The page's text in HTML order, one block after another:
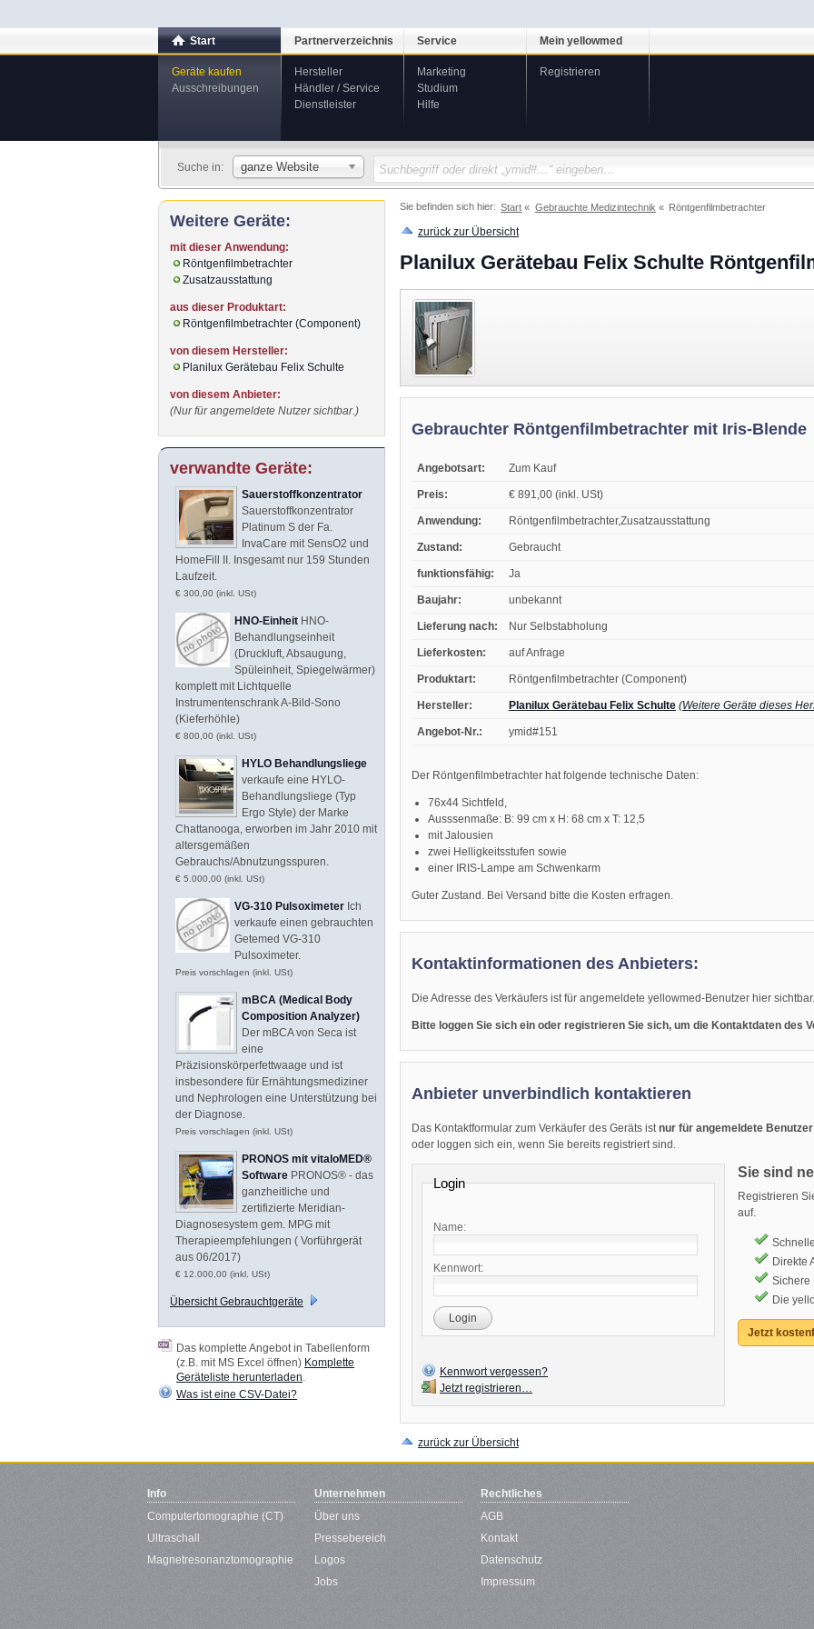
Start
Geräte kaufen
Ausschreibungen
Partnerverzeichnis
Hersteller
Händler / Service
Dienstleister
Service
Marketing
Studium
Hilfe
Mein yellowmed
Registrieren
Suche in: ganze Website
Sie befinden sich hier: Start Gebrauchte Medizintechnik Röntgenfilmbetrachter
zurück zur Übersicht
Planilux Gerätebau Felix Schulte
Gebrauchter Röntgenfilmbetrachter mit Iris-Blende
Angebotsart: Zum Kauf
Preis: € 891,00 (inkl. USt)
Anwendung: Röntgenfilmbetrachter,Zusatzausstattung
Zustand: Gebraucht
funktionsfähig: Ja
Baujahr: unbekannt
Lieferung nach: Nur Selbstabholung
Lieferkosten: auf Anfrage
Produktart: Röntgenfilmbetrachter (Component)
Hersteller: Planilux Gerätebau Felix Schulte (Weitere Geräte dieses
Angebot-Nr.: ymid#151
Der Röntgenfilmbetrachter hat folgende technische Daten:
76x44 Sichtfeld,
Ausssenmaße: B: 99 cm x H: 68 cm x T: 12,5
mit Jalousien
zwei Helligkeitsstufen sowie
einer IRIS-Lampe am Schwenkarm
Guter Zustand. Bei Versand bitte die Kosten erfragen.
Kontaktinformationen des Anbieters:
Die Adresse des Verkäufers ist für angemeldete yellowmed-Benutzer hier sichtbar.
Bitte loggen Sie sich ein oder registrieren Sie sich, um die Kontaktdaten des
Anbieter unverbindlich kontaktieren
Das Kontaktformular zum Verkäufer des Geräts ist nur für angemeldete
oder loggen sich ein, wenn Sie bereits registriert sind.
Login
Name:
Kennwort:
Login
Kennwort vergessen?
Jetzt registrieren…
Sie sind
Registrieren
auf.
Direkte
Sichere
Die
Jetzt
zurück zur Übersicht
Weitere Geräte:
mit dieser Anwendung:
Röntgenfilmbetrachter
Zusatzausstattung
aus dieser Produktart:
Röntgenfilmbetrachter (Component)
von diesem Hersteller:
Planilux Gerätebau Felix Schulte
von diesem Anbieter:
(Nur für angemeldete Nutzer sichtbar.)
verwandte Geräte:
Sauerstoffkonzentrator
Sauerstoffkonzentrator
Platinum S der Fa.
InvaCare mit SensO2 und
HomeFill II. Insgesamt nur 159 Stunden
Laufzeit.
€ 300,00 (inkl. USt)
HNO-Einheit HNO-
Behandlungseinheit
(Druckluft, Absaugung,
Spüleinheit, Spiegelwärmer)
komplett mit Lichtquelle
Instrumentenschrank A-Bild-Sono
(Kieferhöhle)
€ 800,00 (inkl. USt)
HYLO Behandlungsliege
verkaufe eine HYLO-
Behandlungsliege (Typ
Ergo Style) der Marke
Chattanooga, erworben im Jahr 2010 mit
altersgemäßen
Gebrauchs/Abnutzungsspuren.
€ 5.000,00 (inkl. USt)
VG-310 Pulsoximeter Ich
verkaufe einen gebrauchten
Getemed VG-310
Pulsoximeter.
Preis vorschlagen (inkl. USt)
mBCA (Medical Body
Composition Analyzer)
Der mBCA von Seca ist
eine
Präzisionskörperfettwaage und ist
insbesondere für Ernähtungsmediziner
und Nephrologen eine Unterstützung bei
der Diagnose.
Preis vorschlagen (inkl. USt)
PRONOS mit vitaloMED®
Software PRONOS® - das
ganzheitliche und
zertifizierte Meridian-
Diagnosesystem gem. MPG mit
Therapieempfehlungen ( Vorführgerät
aus 06/2017)
€ 12.000,00 (inkl. USt)
Übersicht Gebrauchtgeräte
Das komplette Angebot in Tabellenform
(z.B. mit MS Excel öffnen) Komplette
Geräteliste herunterladen
Was ist eine CSV-Datei?
Info
Computertomographie (CT)
Ultraschall
Magnetresonanztomographie
Unternehmen
Über uns
Pressebereich
Logos
Jobs
Rechtliches
AGB
Kontakt
Datenschutz
Impressum